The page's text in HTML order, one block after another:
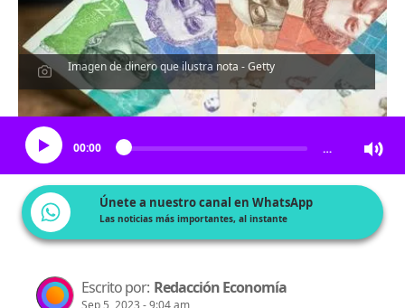
Imagen de dinero que ilustra nota - Getty
Escucha el artículo
00:00 …
Únete a nuestro canal en WhatsApp
Las noticias más importantes, al instante
Escrito por: Redacción Economía
Sep 5, 2023 - 9:04 am